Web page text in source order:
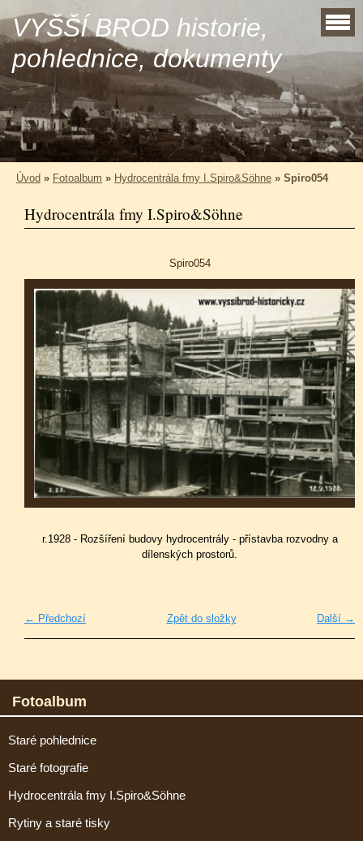
VYŠŠÍ BROD historie,
pohlednice, dokumenty
Úvod » Fotoalbum » Hydrocentrála fmy I.Spiro&Söhne » Spiro054
Hydrocentrála fmy I.Spiro&Söhne
Spiro054
r.1928 - Rozšíření budovy hydrocentrály - přístavba rozvodny a
dílenských prostorů.
← Předchozí Další →
Zpět do složky
Fotoalbum
Staré pohlednice
Staré fotografie
Hydrocentrála fmy I.Spiro&Söhne
Rytiny a staré tisky